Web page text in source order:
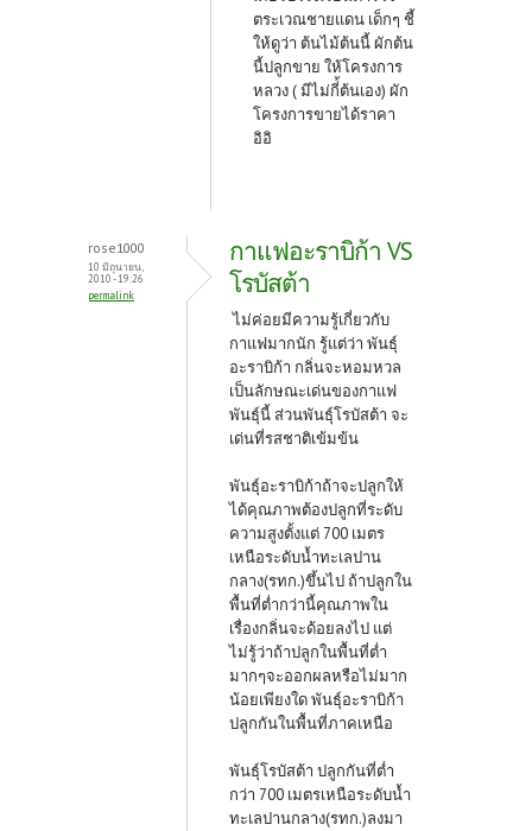
ตระเวณชายแดน เด็กๆ ชี้
ให้ดูว่า ต้นไม้ต้นนี้ ผักต้น
นี้ปลูกขาย ให้โครงการ
หลวง ( มีไม่กี่้ต้นเอง) ผัก
โครงการขายได้ราคา
อิอิ
rose1000
10 มิถุนายน,
2010 - 19:26
permalink
กาแฟอะราบิก้า VS
โรบัสต้า
ไม่ค่อยมีความรู้เกี่ยวกับ
กาแฟมากนัก รู้แต่ว่า พันธุ์
อะราบิก้า กลิ่นจะหอมหวล
เป็นลักษณะเด่นของกาแฟ
พันธุ์นี้ ส่วนพันธุ์โรบัสต้า จะ
เด่นที่รสชาติเข้มข้น
พันธุ์อะราบิก้าถ้าจะปลูกให้
ได้คุณภาพต้องปลูกที่ระดับ
ความสูงตั้งแต่ 700 เมตร
เหนือระดับน้ำทะเลปาน
กลาง(รทก.)ขึ้นไป ถ้าปลูกใน
พื้นที่ต่ำกว่านี้คุณภาพใน
เรื่องกลิ่นจะด้อยลงไป แต่
ไม่รู้ว่าถ้าปลูกในพื้นที่ต่ำ
มากๆจะออกผลหรือไม่มาก
น้อยเพียงใด พันธุ์อะราบิก้า
ปลูกกันในพื้นที่ภาคเหนือ
พันธุ์โรบัสต้า ปลูกกันที่ต่ำ
กว่า 700 เมตรเหนือระดับน้ำ
ทะเลปานกลาง(รทก.)ลงมา